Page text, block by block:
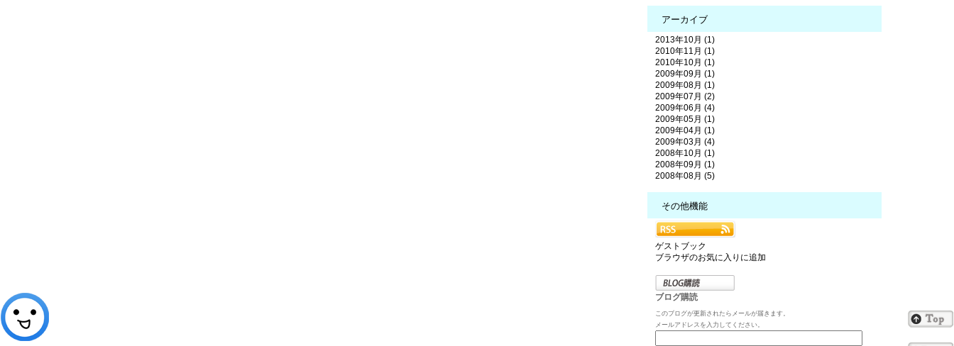
アーカイブ
2013年10月 (1)
2010年11月 (1)
2010年10月 (1)
2009年09月 (1)
2009年08月 (1)
2009年07月 (2)
2009年06月 (4)
2009年05月 (1)
2009年04月 (1)
2009年03月 (4)
2008年10月 (1)
2008年09月 (1)
2008年08月 (5)
その他機能
ゲストブック
ブラウザのお気に入りに追加
ブログ購読
このブログが更新されたらメールが届きます。
メールアドレスを入力してください。